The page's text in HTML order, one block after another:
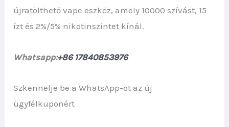
€29.90.€4.60.
újratölthető vape eszköz, amely 10000 szívást, 15
ízt és 2%/5% nikotinszintet kínál.
Whatsapp:+86 17840853976
Szkennelje be a WhatsApp-ot az új
ügyfélkuponért